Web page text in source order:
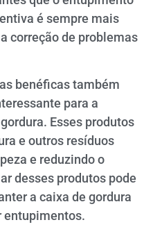
é sempre mais
correção de problemas
benéficas também
para a
Esses produtos
e outros resíduos
e reduzindo o
desses produtos pode
a caixa de gordura
entupimentos.